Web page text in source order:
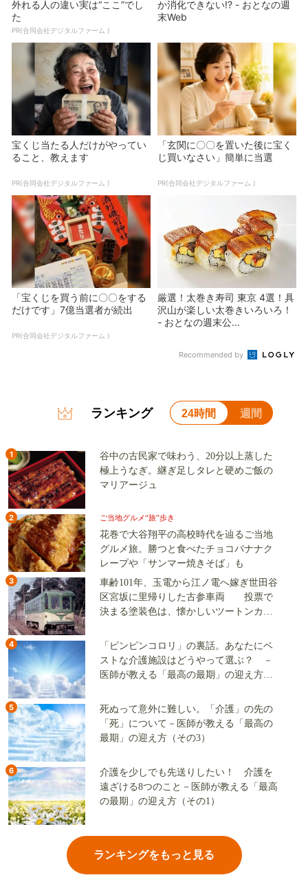
外れる人の違い実は“ここ”でし
た
PR(合同会社デジタルファーム )
か消化できない!? - おとなの週
末Web
宝くじ当たる人だけがやってい
ること、教えます
PR(合同会社デジタルファーム )
「玄関に〇〇を置いた後に宝く
じ買いなさい」簡単に当選
PR(合同会社デジタルファーム )
「宝くじを買う前に〇〇をする
だけです」7億当選者が続出
PR(合同会社デジタルファーム )
厳選！太巻き寿司 東京 4選！具
沢山が楽しい太巻きいろいろ！
- おとなの週末公...
Recommended by
ランキング 24時間 週間
1
谷中の古民家で味わう、20分以上蒸した
極上うなぎ。継ぎ足しタレと硬めご飯の
マリアージュ
2 ご当地グルメ“旅”歩き
花巻で大谷翔平の高校時代を辿るご当地
グルメ旅。勝つと食べたチョコバナナク
レープや「サンマー焼きそば」も
3
車齢101年、玉電から江ノ電へ嫁ぎ世田谷
区宮坂に里帰りした古参車両 投票で
決まる塗装色は、懐かしいツートンカラ
4
「ピンピンコロリ」の裏話。あなたにベ
ストな介護施設はどうやって選ぶ？ －
医師が教える「最高の最期」の迎え方
5
死ぬって意外に難しい。「介護」の先の
「死」について－医師が教える「最高の
最期」の迎え方（その3）
6
介護を少しでも先送りしたい！ 介護を
遠ざける8つのこと－医師が教える「最高
の最期」の迎え方（その1）
ランキングをもっと見る